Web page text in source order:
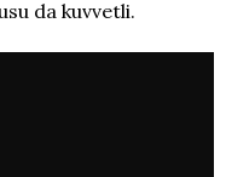
da kuvvetli.